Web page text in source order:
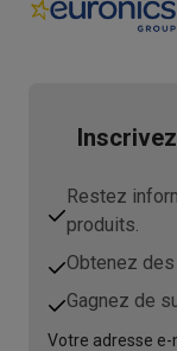
Restez
produits.
Obtenez
Gagnez de
Votre adresse e-